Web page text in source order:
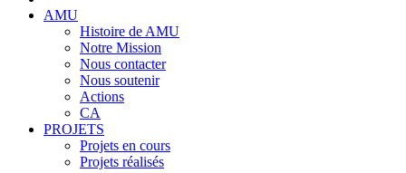
AMU
Histoire de AMU
Notre Mission
Nous contacter
Nous soutenir
Actions
CA
PROJETS
Projets en cours
Projets réalisés